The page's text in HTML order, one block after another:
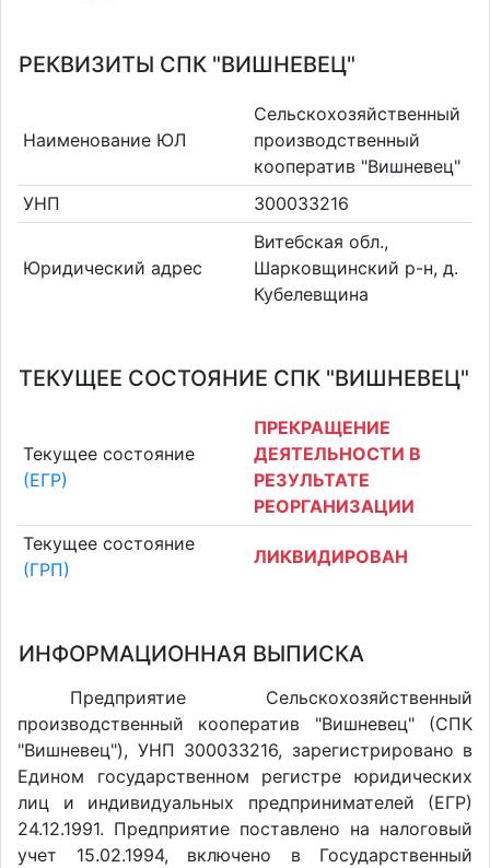
РЕКВИЗИТЫ СПК "ВИШНЕВЕЦ"
Наименование ЮЛ
Сельскохозяйственный
производственный
кооператив "Вишневец"
УНП
300033216
Юридический адрес
Витебская обл.,
Шарковщинский р-н, д.
Кубелевщина
ТЕКУЩЕЕ СОСТОЯНИЕ СПК "ВИШНЕВЕЦ"
Текущее состояние
(ЕГР)
ПРЕКРАЩЕНИЕ
ДЕЯТЕЛЬНОСТИ В
РЕЗУЛЬТАТЕ
РЕОРГАНИЗАЦИИ
Текущее состояние
(ГРП)
ЛИКВИДИРОВАН
ИНФОРМАЦИОННАЯ ВЫПИСКА
Предприятие Сельскохозяйственный
производственный кооператив "Вишневец" (СПК
"Вишневец"), УНП 300033216, зарегистрировано в
Едином государственном регистре юридических
лиц и индивидуальных предпринимателей (ЕГР)
24.12.1991. Предприятие поставлено на налоговый
учет 15.02.1994, включено в Государственный